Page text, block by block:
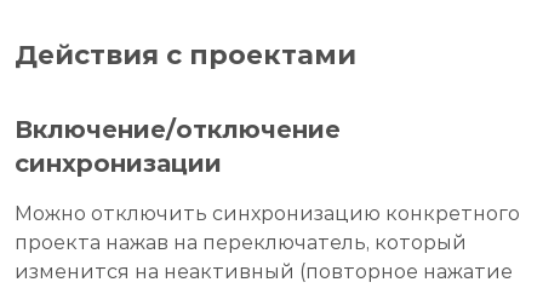
Действия с проектами
Включение/отключение
синхронизации
Можно отключить синхронизацию конкретного
проекта нажав на переключатель, который
изменится на неактивный (повторное нажатие